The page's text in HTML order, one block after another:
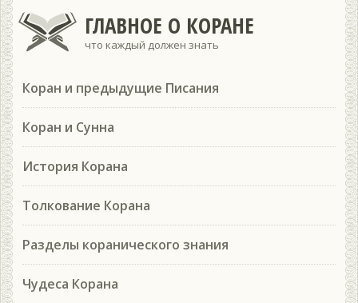
ГЛАВНОЕ О КОРАНЕ
что каждый должен знать
Коран и предыдущие Писания
Коран и Сунна
История Корана
Толкование Корана
Разделы коранического знания
Чудеса Корана